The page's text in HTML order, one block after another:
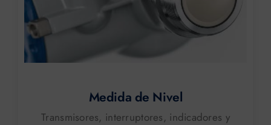
Medida de Nivel
Transmisores, interruptores, indicadores y